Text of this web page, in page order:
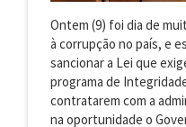
Ontem (9) foi dia de
à corrupção no país, e
sancionar a Lei que
programa de
contratarem com a
na oportunidade o